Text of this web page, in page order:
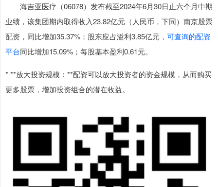
海吉亚医疗（06078）发布截至2024年6月30日止六个月中期
业绩，该集团期内取得收入23.82亿元（人民币，下同）南京股票
配资，同比增加35.37%；股东应占溢利3.85亿元， 可查询的配资
平台同比增加15.09%；每股基本盈利0.61元。
* **放大投资规模：**配资可以放大投资者的资金规模，从而购买
更多股票，增加投资组合的潜在收益。